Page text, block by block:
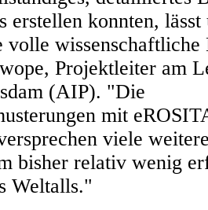
erstellen konnten, lässt
volle wissenschaftliche
Projektleiter am
(AIP). "Die
mit
viele
bisher relativ wenig
Weltalls."